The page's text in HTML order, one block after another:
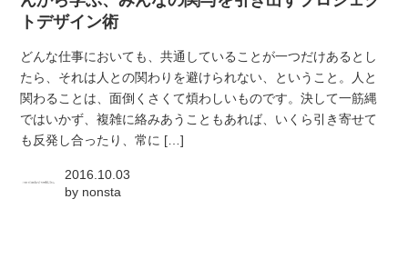
トデザイン術
どんな仕事においても、共通していることが一つだけあるとし
たら、それは人との関わりを避けられない、ということ。人と
関わることは、面倒くさくて煩わしいものです。決して一筋縄
ではいかず、複雑に絡みあうこともあれば、いくら引き寄せて
も反発し合ったり、常に […]
2016.10.03
by nonsta